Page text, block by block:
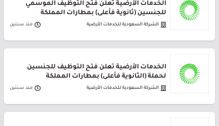
الخدمات الأرضية تعلن فتح التوظيف الموسمي
للجنسين (ثانوية فأعلى) بمطارات المملكة
الشركة السعودية للخدمات الأرضية منذ سنتين
الخدمات الأرضية تعلن فتح التوظيف للجنسين
لحملة (الثانوية فأعلى) بمطارات المملكة
الشركة السعودية للخدمات الأرضية منذ سنتين